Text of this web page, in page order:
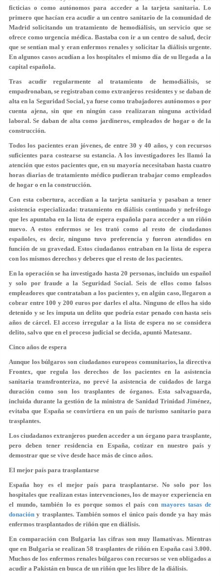
ficticias o como autónomos para acceder a la tarjeta sanitaria. Lo
primero que hacían eraacudir a un centro sanitario de la comunidad de
Madrid solicitando un tratamiento de hemodiálisis, un servicio que se
ofrece como urgencia médica. Bastaba con ir a un centro de salud, decir
que se sentían mal y eran enfermos renales y solicitar la diálisis urgente.
En algunos casos acudían a los hospitales el mismo día de su llegada a la
capital española.
Tras acudir regularmente al tratamiento de hemodiálisis, se
empadronaban,se registraban como extranjeros residentes y se daban de
alta en la Seguridad Social, ya fuese como trabajadores autónomos o por
cuenta ajena, sin que en ningún caso realizaran ninguna actividad
laboral. Se daban de alta como jardineros, empleados de hogar o de la
construcción.
Todos los pacientes eran jóvenes, de entre 30 y 40 años, y con recursos
suficientes para costearse su estancia. A los investigadores les llamó la
atención que estos pacientes que, en su mayoría necesitaban hasta cuatro
horas diarias de tratamiento médico pudieran trabajar como empleados
de hogar o en la construcción.
Con esta cobertura, accedían a la tarjeta sanitaria y pasaban a tener
asistencia especializada: tratamiento en diálisis continuado y nefrólogo
que les apuntaba en la lista de espera española para acceder a un riñón
nuevo. A estos enfermos se les trató como al resto de ciudadanos
españoles,es decir, ninguno tuvo preferencia y fueron atendidos en
función de su gravedad. Estos ciudadanos entraban en la lista de espera
con los mismos derechos y deberes que el resto de los pacientes.
En la operaciónse ha investigado hasta 20 personas, incluido un español
y solo por fraude a la Seguridad Social. Seis de ellos como falsos
empleadores que contrataban a los pacientes y, en algún caso, llegaron a
cobrar entre 100 y 200 euros por darles el alta. Ninguno de ellos ha sido
detenido y se les imputa un delito que podría estar penado con hasta seis
años de cárcel. El acceso irregular a la lista de espera no se considera
delito, salvo que en el proceso judicial se decida, apuntó Matesanz.
Cinco años de espera
Aunque los búlgaros son ciudadanos europeos comunitarios, la directiva
Frontex, que regula los derechos de los pacientes en la asistencia
sanitaria transfronteriza, no prevé la asistencia de cuidados de larga
duración como son los trasplantes de órganos. Esta salvaguarda,
incluida durante la gestión de la ministra de Sanidad Trinidad Jiménez,
evitaba que España seconvirtiera en un país de turismo sanitario para
trasplantes.
Los ciudadanos extranjeros pueden acceder a un órgano para trasplante,
pero deben tener residencia en España, cotizar en nuestro país y
demostrar que se vive desde hace más de cinco años.
El mejor país para trasplantarse
España hoy es el mejor país para trasplantarse. No solo por los
hospitales que realizan estas intervenciones, los de mayor experiencia en
el mundo, también lo es porque somos el país con mayores tasas de
donación y trasplantes. También somosel único país donde ya hay más
enfermos trasplantados de riñón que en diálisis.
En comparación con Bulgaria las cifras son muy llamativas. Mientras
que en Bulgaria se realizan 58 trasplantes de riñón en España casi 3.000.
Muchos de los enfermos renales búlgaros con recursos se ven obligados a
acudir a Pakistán en busca de un riñón que les libre de la diálisis.